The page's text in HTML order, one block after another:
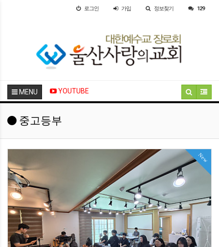
로그인 가입 정보찾기 129
MENU YOUTUBE
중고등부
New